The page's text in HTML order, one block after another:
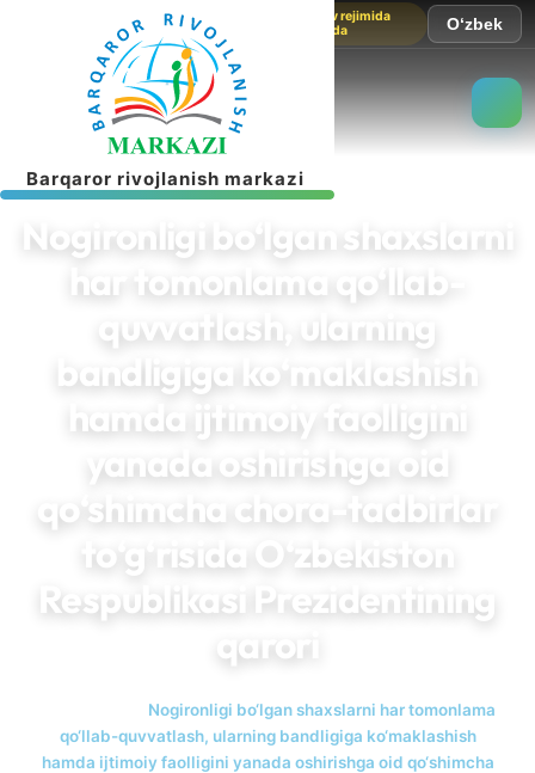
Barqaror rivojlanish markazi
Sayt sinov rejimida
ishlamoqda
O‘zbek
Nogironligi bo‘lgan shaxslarni
har tomonlama qo‘llab-
quvvatlash, ularning
bandligiga ko‘maklashish
hamda ijtimoiy faolligini
yanada oshirishga oid
qo‘shimcha chora-tadbirlar
to‘g‘risida O‘zbekiston
Respublikasi Prezidentining
qarori
Nogironligi bo‘lgan shaxslarni har tomonlama
qo‘llab-quvvatlash, ularning bandligiga ko‘maklashish
hamda ijtimoiy faolligini yanada oshirishga oid qo‘shimcha